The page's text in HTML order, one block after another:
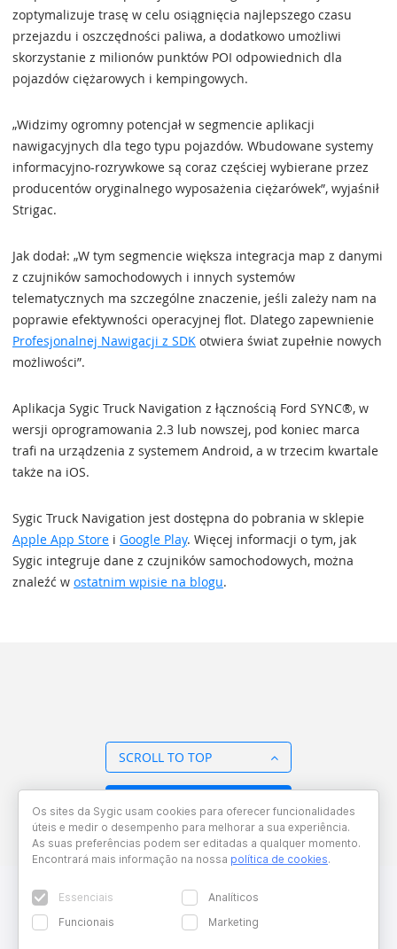
zoptymalizuje trasę w celu osiągnięcia najlepszego czasu
przejazdu i oszczędności paliwa, a dodatkowo umożliwi
skorzystanie z milionów punktów POI odpowiednich dla
pojazdów ciężarowych i kempingowych.
„Widzimy ogromny potencjał w segmencie aplikacji
nawigacyjnych dla tego typu pojazdów. Wbudowane systemy
informacyjno-rozrywkowe są coraz częściej wybierane przez
producentów oryginalnego wyposażenia ciężarówek”, wyjaśnił
Strigac.
Jak dodał: „W tym segmencie większa integracja map z danymi
z czujników samochodowych i innych systemów
telematycznych ma szczególne znaczenie, jeśli zależy nam na
poprawie efektywności operacyjnej flot. Dlatego zapewnienie
Profesjonalnej Nawigacji z SDK otwiera świat zupełnie nowych
możliwości”.
Aplikacja Sygic Truck Navigation z łącznością Ford SYNC®, w
wersji oprogramowania 2.3 lub nowszej, pod koniec marca
trafi na urządzenia z systemem Android, a w trzecim kwartale
także na iOS.
Sygic Truck Navigation jest dostępna do pobrania w sklepie
Apple App Store i Google Play. Więcej informacji o tym, jak
Sygic integruje dane z czujników samochodowych, można
znaleźć w ostatnim wpisie na blogu.
SCROLL TO TOP
Os sites da Sygic usam cookies para oferecer funcionalidades
úteis e medir o desempenho para melhorar a sua experiência.
As suas preferências podem ser editadas a qualquer momento.
Encontrará mais informação na nossa política de cookies.
Essenciais
Analíticos
Funcionais
Marketing